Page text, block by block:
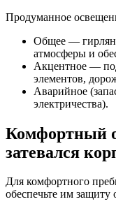
Продуманное
Общее —
атмосферы и
Акцентное —
элементов,
Аварийное
электричества).
Комфортный
затевался
Для комфортного
обеспечьте им защиту